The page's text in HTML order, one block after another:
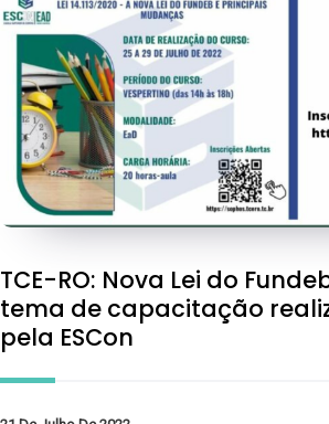
TCE-RO: Nova Lei do
tema de capacitação
pela ESCon